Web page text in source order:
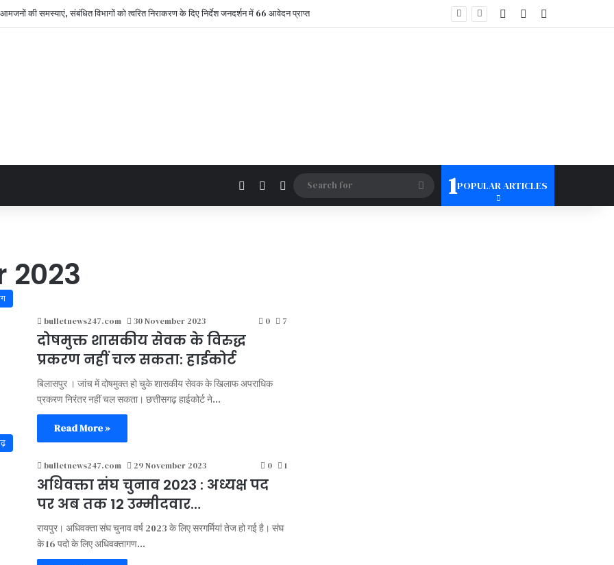
की समस्याएं, संबंधित विभागों को त्वरित निराकरण के दिए निर्देश जनदर्शन में 66 आवेदन प्राप्त Log In Random Article
Log In SidebarSwitch skin
Search
for
1POPULAR ARTICLES
2023
bulletnews247.com 30 November 2023 0 7
दोषमुक्त शासकीय सेवक के विरुद्ध
प्रकरण नहीं चल सकता: हाईकोर्ट
बिलासपुर । जांच में दोषमुक्त हो चुके शासकीय सेवक के खिलाफ अपराधिक
प्रकरण निरंतर नहीं चल सकता। छत्तीसगढ़ हाईकोर्ट ने…
Read More »
bulletnews247.com 29 November 2023 0 1
अधिवक्ता संघ चुनाव 2023 : अध्यक्ष पद
पर अब तक 12 उम्मीदवार…
रायपुर। अधिवक्ता संघ चुनाव वर्ष 2023 के लिए सरगर्मियां तेज हो गई है। संघ
के 16 पदो के लिए अधिवक्तागण…